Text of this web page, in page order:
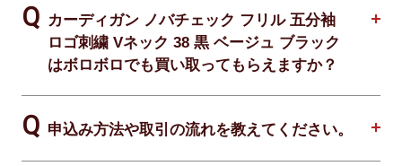
カーディガン ノバチェック フリル 五分袖
ロゴ刺繍 Vネック 38 黒 ベージュ ブラック
はボロボロでも買い取ってもらえますか？
申込み方法や取引の流れを教えてください。